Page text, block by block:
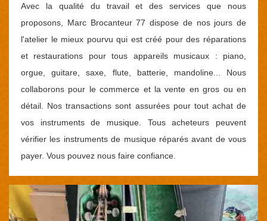
Avec la qualité du travail et des services que nous
proposons, Marc Brocanteur 77 dispose de nos jours de
l'atelier le mieux pourvu qui est créé pour des réparations
et restaurations pour tous appareils musicaux : piano,
orgue, guitare, saxe, flute, batterie, mandoline... Nous
collaborons pour le commerce et la vente en gros ou en
détail. Nos transactions sont assurées pour tout achat de
vos instruments de musique. Tous acheteurs peuvent
vérifier les instruments de musique réparés avant de vous
payer. Vous pouvez nous faire confiance.